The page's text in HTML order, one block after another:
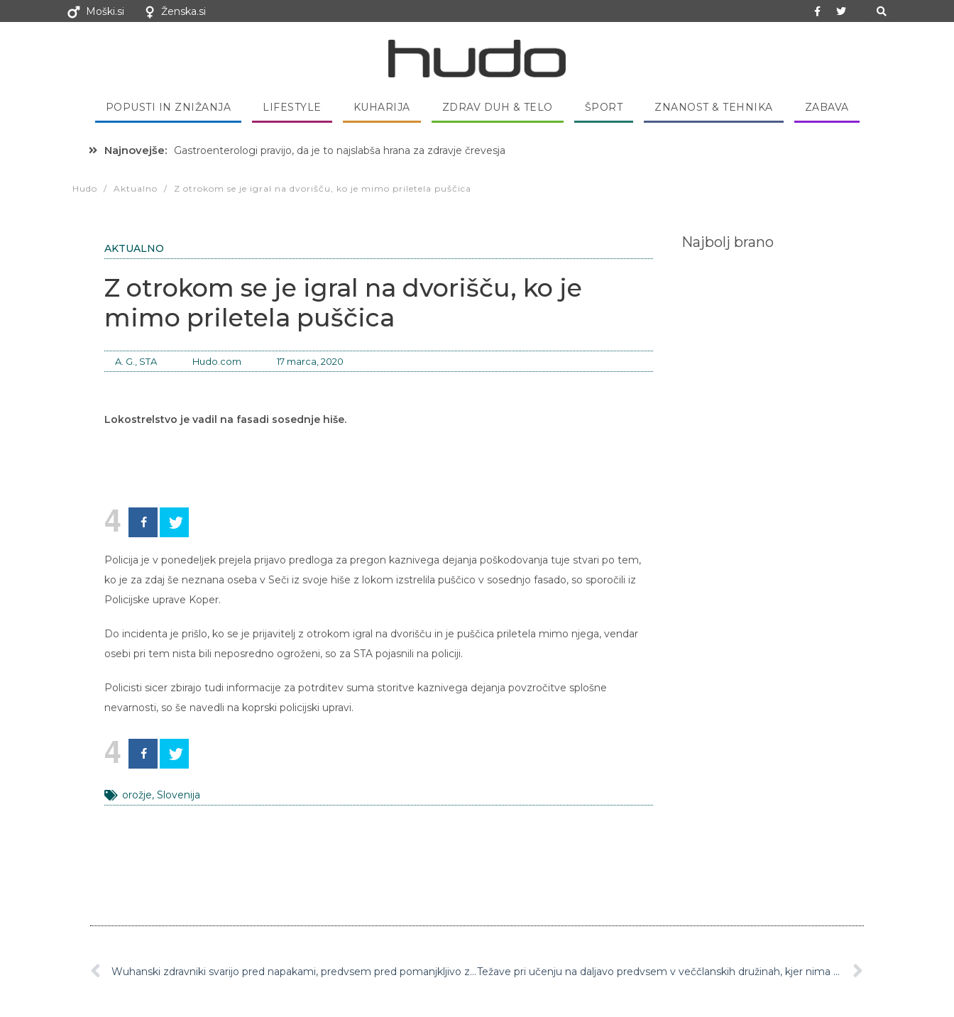
Moški.si Ženska.si
POPUSTI IN ZNIŽANJA LIFESTYLE KUHARIJA ZDRAV DUH & TELO ŠPORT ZNANOST & TEHNIKA ZABAVA
Najnovejše: Hibernacijska dieta: Zakaj je pred spanjem dobro pojesti žlico medu?
Hudo / Aktualno / Z otrokom se je igral na dvorišču, ko je mimo priletela puščica
AKTUALNO
Z otrokom se je igral na dvorišču, ko je
mimo priletela puščica
A. G., STA Hudo.com 17 marca, 2020
Lokostrelstvo je vadil na fasadi sosednje hiše.
4
Policija je v ponedeljek prejela prijavo predloga za pregon kaznivega dejanja poškodovanja tuje stvari po tem,
ko je za zdaj še neznana oseba v Seči iz svoje hiše z lokom izstrelila puščico v sosednjo fasado, so sporočili iz
Policijske uprave Koper.
Do incidenta je prišlo, ko se je prijavitelj z otrokom igral na dvorišču in je puščica priletela mimo njega, vendar
osebi pri tem nista bili neposredno ogroženi, so za STA pojasnili na policiji.
Policisti sicer zbirajo tudi informacije za potrditev suma storitve kaznivega dejanja povzročitve splošne
nevarnosti, so še navedli na koprski policijski upravi.
4
orožje, Slovenija
Najbolj brano
Wuhanski zdravniki svarijo pred napakami, predvsem pred pomanjkljivo zaščito evropskih kolegov pri koronavirusu Težave pri učenju na daljavo predvsem v veččlanskih družinah, kjer nima vsak svojega računalnika